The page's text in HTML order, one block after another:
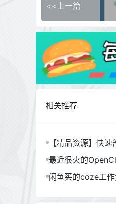
<<上一篇
相关推荐
【精品资源】快
最近很火的
闲鱼买的coze工